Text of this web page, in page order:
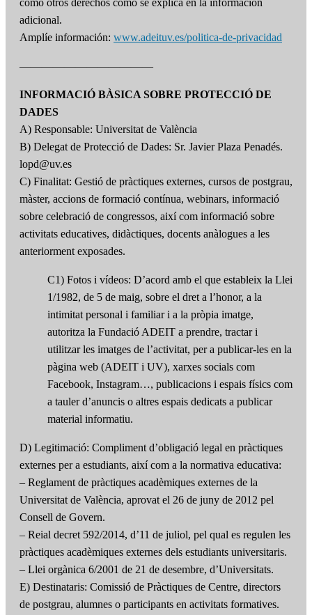
como otros derechos como se explica en la información
adicional.
Amplíe información: www.adeituv.es/politica-de-privacidad
————————————
INFORMACIÓ BÀSICA SOBRE PROTECCIÓ DE
DADES
A) Responsable: Universitat de València
B) Delegat de Protecció de Dades: Sr. Javier Plaza Penadés.
lopd@uv.es
C) Finalitat: Gestió de pràctiques externes, cursos de postgrau,
màster, accions de formació contínua, webinars, informació
sobre celebració de congressos, així com informació sobre
activitats educatives, didàctiques, docents anàlogues a les
anteriorment exposades.
C1) Fotos i vídeos: D’acord amb el que estableix la Llei
1/1982, de 5 de maig, sobre el dret a l’honor, a la
intimitat personal i familiar i a la pròpia imatge,
autoritza la Fundació ADEIT a prendre, tractar i
utilitzar les imatges de l’activitat, per a publicar-les en la
pàgina web (ADEIT i UV), xarxes socials com
Facebook, Instagram…, publicacions i espais físics com
a tauler d’anuncis o altres espais dedicats a publicar
material informatiu.
D) Legitimació: Compliment d’obligació legal en pràctiques
externes per a estudiants, així com a la normativa educativa:
– Reglament de pràctiques acadèmiques externes de la
Universitat de València, aprovat el 26 de juny de 2012 pel
Consell de Govern.
– Reial decret 592/2014, d’11 de juliol, pel qual es regulen les
pràctiques acadèmiques externes dels estudiants universitaris.
– Llei orgànica 6/2001 de 21 de desembre, d’Universitats.
E) Destinataris: Comissió de Pràctiques de Centre, directors
de postgrau, alumnes o participants en activitats formatives.